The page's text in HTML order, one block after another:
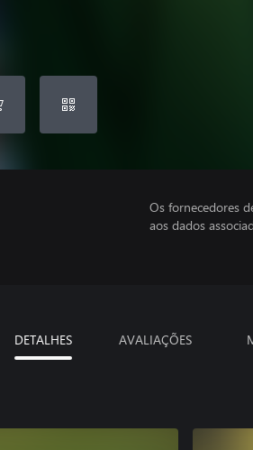
Os fornecedores
aos dados
DETALHES AVALIAÇÕES